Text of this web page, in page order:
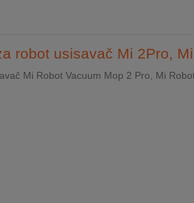
robot usisavač Mi 2Pro,
Mi Robot Vacuum Mop 2 Pro, Mi